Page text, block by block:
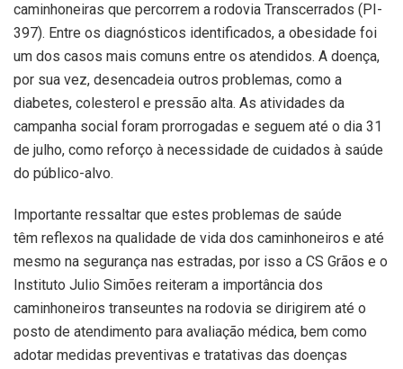
caminhoneiras que percorrem a rodovia Transcerrados (PI-
397). Entre os diagnósticos identificados, a obesidade foi
um dos casos mais comuns entre os atendidos. A doença,
por sua vez, desencadeia outros problemas, como a
diabetes, colesterol e pressão alta. As atividades da
campanha social foram prorrogadas e seguem até o dia 31
de julho, como reforço à necessidade de cuidados à saúde
do público-alvo.
Importante ressaltar que estes problemas de saúde
têm reflexos na qualidade de vida dos caminhoneiros e até
mesmo na segurança nas estradas, por isso a CS Grãos e o
Instituto Julio Simões reiteram a importância dos
caminhoneiros transeuntes na rodovia se dirigirem até o
posto de atendimento para avaliação médica, bem como
adotar medidas preventivas e tratativas das doenças